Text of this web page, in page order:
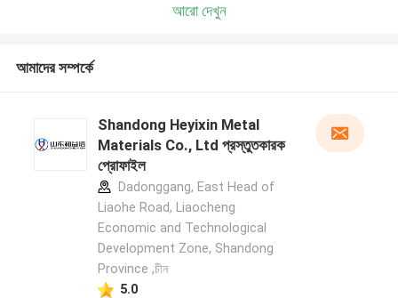
আরো দেখুন
আমাদের সম্পর্কে
Shandong Heyixin Metal
Materials Co., Ltd প্রস্তুতকারক
প্রোফাইল
Dadonggang, East Head of
Liaohe Road, Liaocheng
Economic and Technological
Development Zone, Shandong
Province ,চীন
5.0